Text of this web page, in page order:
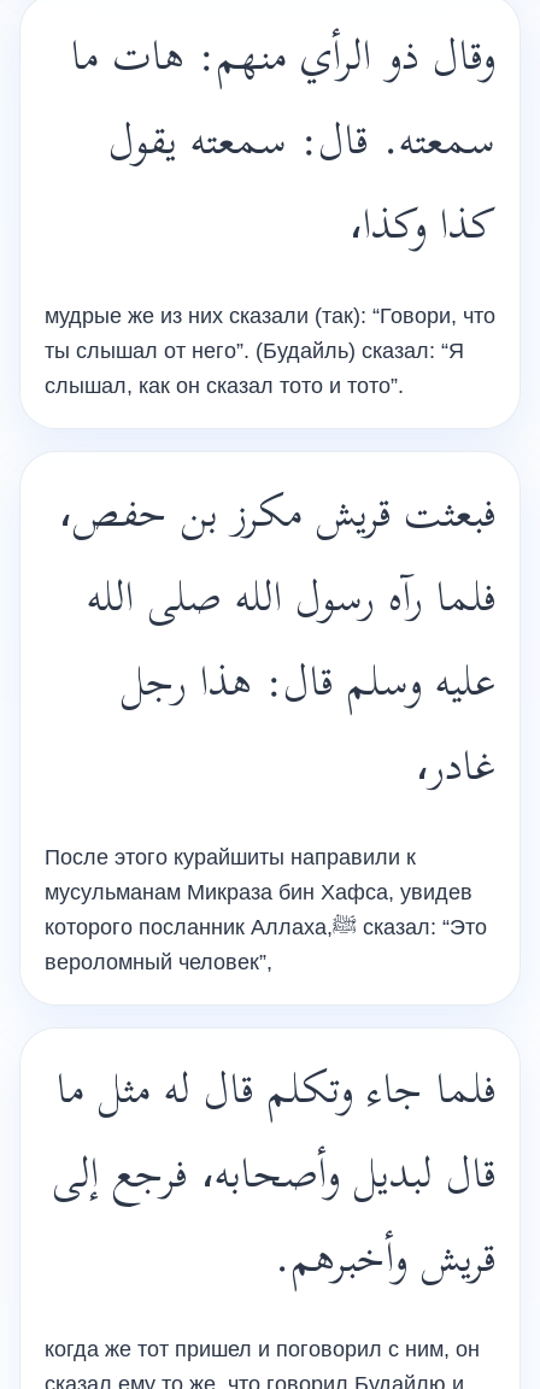
وقال ذو الرأي منهم: هات ما
سمعته. قال: سمعته يقول
كذا وكذا،
мудрые же из них сказали (так): “Говори, что
ты слышал от него”. (Будайль) сказал: “Я
слышал, как он сказал тото и тото”.
فبعثت قريش مكرز بن حفص،
فلما رآه رسول الله صلى الله
عليه وسلم قال: هذا رجل
غادر،
После этого курайшиты направили к
мусульманам Микраза бин Хафса, увидев
которого посланник Аллаха,ﷺ сказал: “Это
вероломный человек”,
فلما جاء وتكلم قال له مثل ما
قال لبديل وأصحابه، فرجع إلى
قريش وأخبرهم.
когда же тот пришел и поговорил с ним, он
сказал ему то же, что говорил Будайлю и